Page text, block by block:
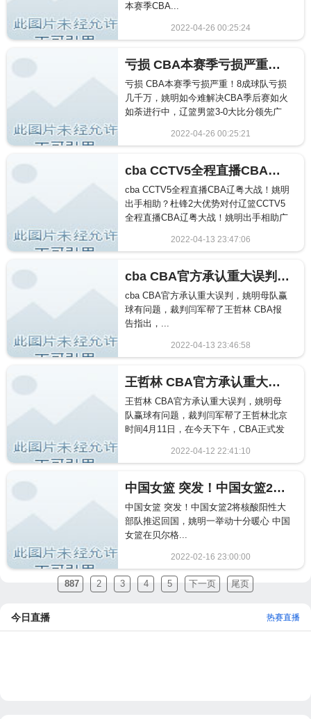
本赛季CBA...
2022-04-26 00:25:24
2376
亏损 CBA本赛季亏损严重！8成球队亏损几千万，姚明如今难解决
亏损 CBA本赛季亏损严重！8成球队亏损
几千万，姚明如今难解决CBA季后赛如火
如荼进行中，辽篮男篮3-0大比分领先广
2022-04-26 00:25:21
2305
cba CCTV5全程直播CBA辽粤大战！姚明出手相助？杜锋2大优势对付辽篮
cba CCTV5全程直播CBA辽粤大战！姚明
出手相助？杜锋2大优势对付辽篮CCTV5
全程直播CBA辽粤大战！姚明出手相助广
2022-04-13 23:47:06
2572
cba CBA官方承认重大误判，姚明母队赢球有问题，裁判闫军帮了王哲林
cba CBA官方承认重大误判，姚明母队赢
球有问题，裁判闫军帮了王哲林 CBA报
告指出，...
2022-04-13 23:46:58
933
王哲林 CBA官方承认重大误判，姚明母队赢球有问题，裁判闫军帮了王哲林
王哲林 CBA官方承认重大误判，姚明母
队赢球有问题，裁判闫军帮了王哲林北京
时间4月11日，在今天下午，CBA正式发
2022-04-12 22:41:10
1776
中国女篮 突发！中国女篮2将核酸阳性大部队推迟回国，姚明一举动十分暖心
中国女篮 突发！中国女篮2将核酸阳性大
部队推迟回国，姚明一举动十分暖心 中国
女篮在贝尔格...
2022-02-16 23:00:00
691
887 2 3 4 5 下一页 尾页
今日直播 热赛直播